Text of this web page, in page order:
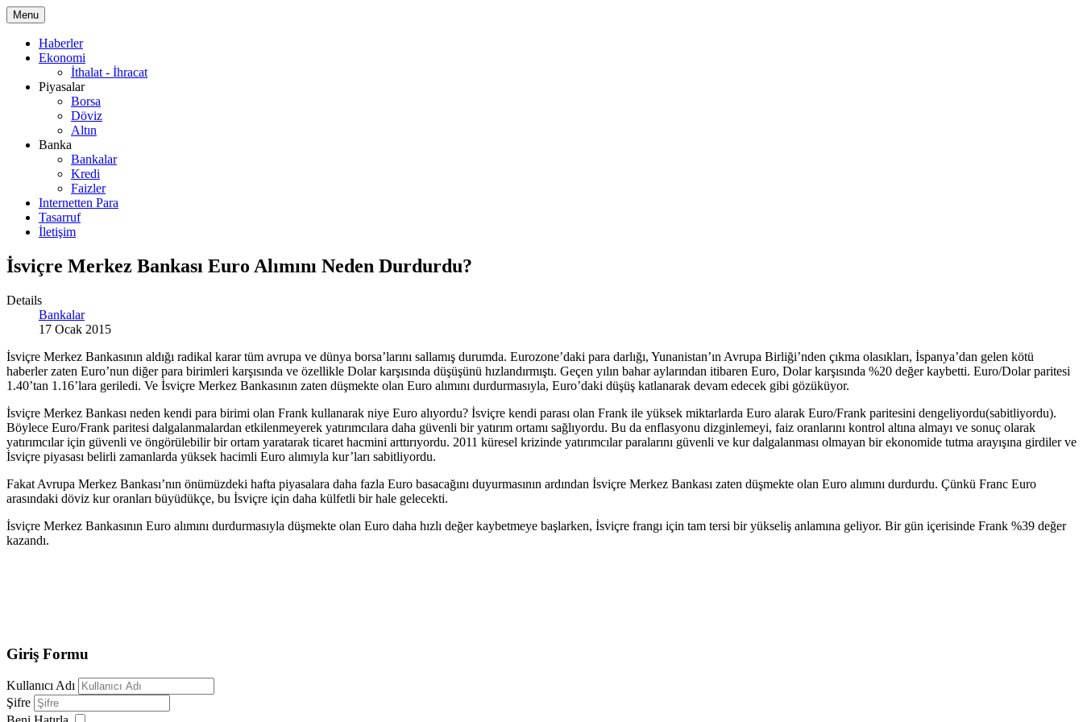
Menu
Haberler
Ekonomi
İthalat - İhracat
Piyasalar
Borsa
Döviz
Altın
Banka
Bankalar
Kredi
Faizler
Internetten Para
Tasarruf
İletişim
İsviçre Merkez Bankası Euro Alımını Neden Durdurdu?
Details
Bankalar
17 Ocak 2015
İsviçre Merkez Bankasının aldığı radikal karar tüm avrupa ve dünya borsa’larını sallamış durumda. Eurozone’daki para darlığı, Yunanistan’ın Avrupa Birliği’nden çıkma olasıkları, İspanya’dan gelen kötü
haberler zaten Euro’nun diğer para birimleri karşısında ve özellikle Dolar karşısında düşüşünü hızlandırmıştı. Geçen yılın bahar aylarından itibaren Euro, Dolar karşısında %20 değer kaybetti. Euro/Dolar paritesi
1.40’tan 1.16’lara geriledi. Ve İsviçre Merkez Bankasının zaten düşmekte olan Euro alımını durdurmasıyla, Euro’daki düşüş katlanarak devam edecek gibi gözüküyor.
İsviçre Merkez Bankası neden kendi para birimi olan Frank kullanarak niye Euro alıyordu? İsviçre kendi parası olan Frank ile yüksek miktarlarda Euro alarak Euro/Frank paritesini dengeliyordu(sabitliyordu).
Böylece Euro/Frank paritesi dalgalanmalardan etkilenmeyerek yatırımcılara daha güvenli bir yatırım ortamı sağlıyordu. Bu da enflasyonu dizginlemeyi, faiz oranlarını kontrol altına almayı ve sonuç olarak
yatırımcılar için güvenli ve öngörülebilir bir ortam yaratarak ticaret hacmini arttırıyordu. 2011 küresel krizinde yatırımcılar paralarını güvenli ve kur dalgalanması olmayan bir ekonomide tutma arayışına girdiler ve
İsviçre piyasası belirli zamanlarda yüksek hacimli Euro alımıyla kur’ları sabitliyordu.
Fakat Avrupa Merkez Bankası’nın önümüzdeki hafta piyasalara daha fazla Euro basacağını duyurmasının ardından İsviçre Merkez Bankası zaten düşmekte olan Euro alımını durdurdu. Çünkü Franc Euro
arasındaki döviz kur oranları büyüdükçe, bu İsviçre için daha külfetli bir hale gelecekti.
İsviçre Merkez Bankasının Euro alımını durdurmasıyla düşmekte olan Euro daha hızlı değer kaybetmeye başlarken, İsviçre frangı için tam tersi bir yükseliş anlamına geliyor. Bir gün içerisinde Frank %39 değer
kazandı.
Giriş Formu
Kullanıcı Adı
Şifre